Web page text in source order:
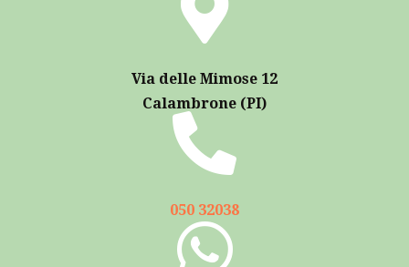
Via delle Mimose 12
Calambrone (PI)
050 32038